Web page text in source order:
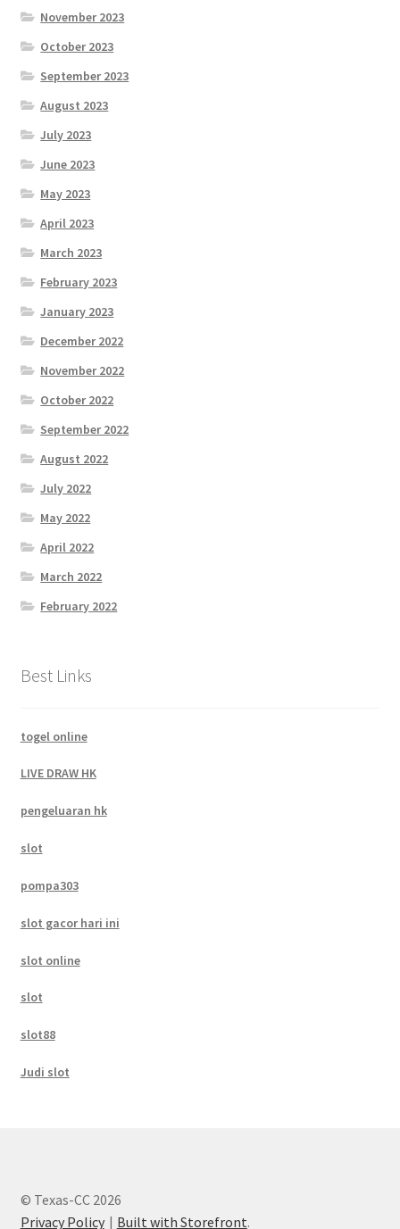
November 2023
October 2023
September 2023
August 2023
July 2023
June 2023
May 2023
April 2023
March 2023
February 2023
January 2023
December 2022
November 2022
October 2022
September 2022
August 2022
July 2022
May 2022
April 2022
March 2022
February 2022
Best Links
togel online
LIVE DRAW HK
pengeluaran hk
slot
pompa303
slot gacor hari ini
slot online
slot
slot88
Judi slot
© Texas-CC 2026
Privacy Policy
Built with Storefront.